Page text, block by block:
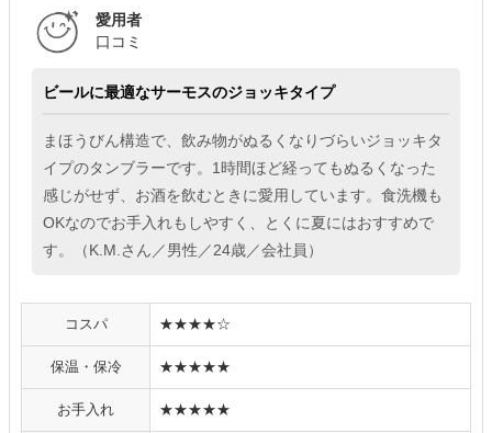
愛用者
口コミ
ビールに最適なサーモスのジョッキタイプ
まほうびん構造で、飲み物がぬるくなりづらいジョッキタ
イプのタンブラーです。1時間ほど経ってもぬるくなった
感じがせず、お酒を飲むときに愛用しています。食洗機も
OKなのでお手入れもしやすく、とくに夏にはおすすめで
す。（K.M.さん／男性／24歳／会社員）
コスパ ★★★★☆
保温・保冷 ★★★★★
お手入れ ★★★★★